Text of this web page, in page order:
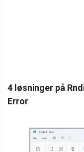
4 løsninger på
Error